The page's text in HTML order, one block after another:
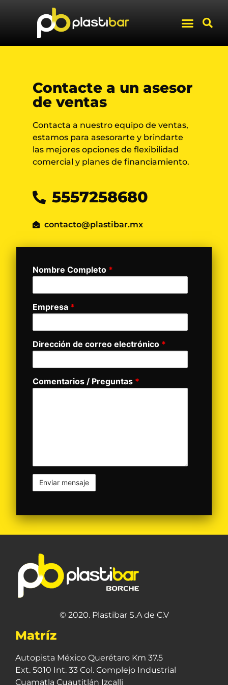
Contacte a un asesor
de ventas
Contacta a nuestro equipo de ventas,
estamos para asesorarte y brindarte
las mejores opciones de flexibilidad
comercial y planes de financiamiento.
5557258680
contacto@plastibar.mx
Nombre Completo *
Empresa *
Dirección de correo electrónico *
Comentarios / Preguntas *
© 2020. Plastibar S.A de C.V
Matríz
Autopista México Querétaro Km 37.5
Ext. 5010 Int. 33 Col. Complejo Industrial
Cuamatla Cuautitlán Izcalli